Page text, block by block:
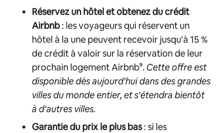
Réservez un hôtel et obtenez du crédit
Airbnb: les voyageurs qui réservent un
hôtel à la une peuvent recevoir jusqu'à 15 %
de crédit à valoir sur la réservation de leur
prochain logement Airbnb⁹. Cette offre est
disponible dès aujourd'hui dans des grandes
villes du monde entier, et s'étendra bientôt
à d'autres villes.
Garantie du prix le plus bas: si les